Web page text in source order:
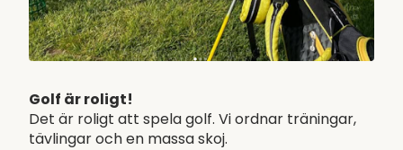
Golf är roligt!
Det är roligt att spela golf. Vi ordnar träningar,
tävlingar och en massa skoj.